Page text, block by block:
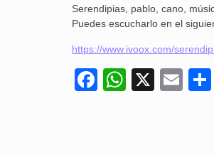
Serendipias, pablo, cano,
Puedes escucharlo en el
https://www.ivoox.com/
Facebook
X